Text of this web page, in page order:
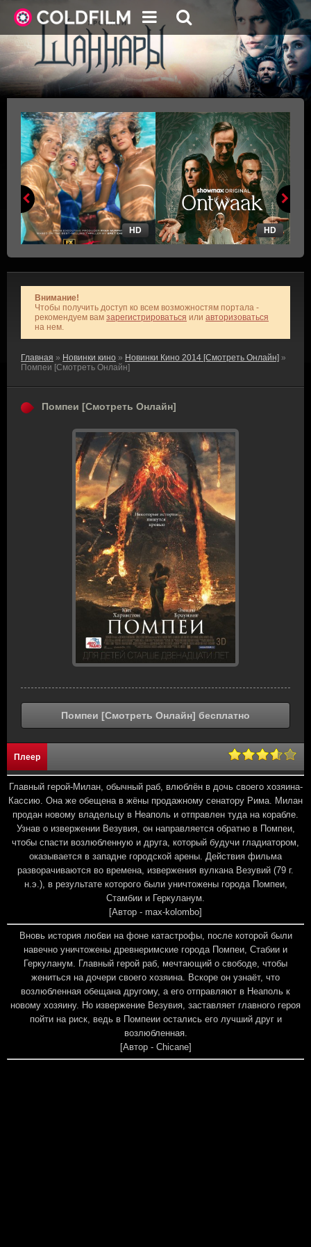
HD HD
Внимание!
Чтобы получить доступ ко всем возможностям портала -
рекомендуем вам зарегистрироваться или авторизоваться
на нем.
Главная » Новинки кино » Новинки Кино 2014 [Смотреть Онлайн] »
Помпеи [Смотреть Онлайн]
Помпеи [Смотреть Онлайн]
Помпеи [Смотреть Онлайн] бесплатно
Плеер
Главный герой-Милан, обычный раб, влюблён в дочь своего хозяина-
Кассию. Она же обещена в жёны продажному сенатору Рима. Милан
продан новому владельцу в Неаполь и отправлен туда на корабле.
Узнав о извержении Везувия, он направляется обратно в Помпеи,
чтобы спасти возлюбленную и друга, который будучи гладиатором,
оказывается в западне городской арены. Действия фильма
разворачиваются во времена, извержения вулкана Везувий (79 г.
н.э.), в результате которого были уничтожены города Помпеи,
Стамбии и Геркуланум.
[Автор - max-kolombo]
Вновь история любви на фоне катастрофы, после которой были
навечно уничтожены древнеримские города Помпеи, Стабии и
Геркуланум. Главный герой раб, мечтающий о свободе, чтобы
жениться на дочери своего хозяина. Вскоре он узнаёт, что
возлюбленная обещана другому, а его отправляют в Неаполь к
новому хозяину. Но извержение Везувия, заставляет главного героя
пойти на риск, ведь в Помпеии остались его лучший друг и
возлюбленная.
[Автор - Chicane]